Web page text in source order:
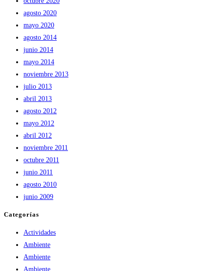
agosto 2020
mayo 2020
agosto 2014
junio 2014
mayo 2014
noviembre 2013
julio 2013
abril 2013
agosto 2012
mayo 2012
abril 2012
noviembre 2011
octubre 2011
junio 2011
agosto 2010
junio 2009
Categorías
Actividades
Ambiente
Ambiente
Ambiente